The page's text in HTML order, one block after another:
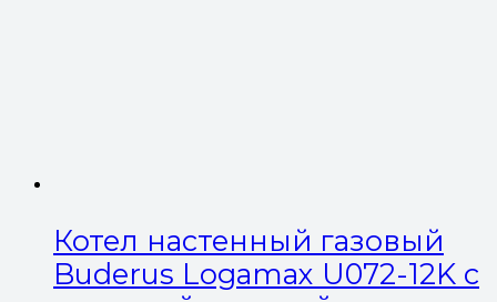
Котел настенный газовый
Buderus Logamax U072-12K с